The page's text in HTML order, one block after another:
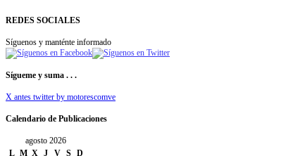
REDES SOCIALES
Síguenos y manténte informado
Sígueme y suma . . .
X antes twitter by motorescomve
Calendario de Publicaciones
agosto 2026
L M X J V S D